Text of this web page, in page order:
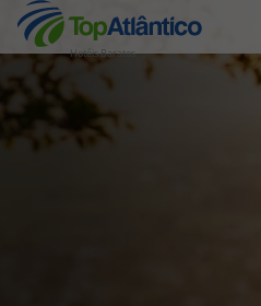
Hotéis Baratos
Destinos